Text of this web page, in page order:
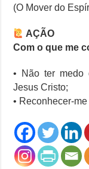
(O Mover do
AÇÃO
Com o que me
• Não ter medo
Jesus Cristo;
• Reconhecer-